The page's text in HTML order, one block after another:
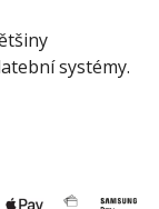
systémy.